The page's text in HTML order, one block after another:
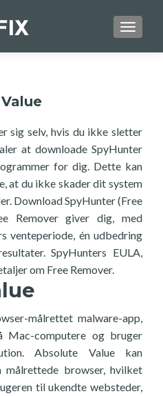
sig selv, hvis du ikke sletter
at downloade SpyHunter
for dig. Dette kan
at du ikke skader dit system
Download SpyHunter (Free
Remover giver dig, med
venteperiode, én udbedring
SpyHunters EULA,
om Free Remover.
målrettet malware-app,
Mac-computere og bruger
Absolute Value kan
browser, hvilket
til ukendte websteder,